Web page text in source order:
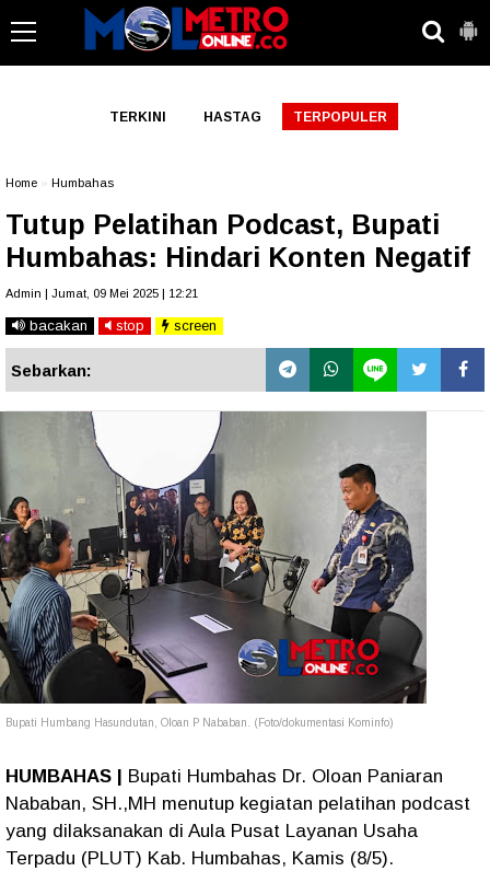
TERKINI HASTAG TERPOPULER
Home Humbahas
Tutup Pelatihan Podcast, Bupati
Humbahas: Hindari Konten Negatif
Admin | Jumat, 09 Mei 2025 | 12:21
bacakan stop screen
Sebarkan:
Bupati Humbang Hasundutan, Oloan P Nababan. (Foto/dokumentasi Kominfo)
HUMBAHAS | Bupati Humbahas Dr. Oloan Paniaran
Nababan, SH.,MH menutup kegiatan pelatihan podcast
yang dilaksanakan di Aula Pusat Layanan Usaha
Terpadu (PLUT) Kab. Humbahas, Kamis (8/5).